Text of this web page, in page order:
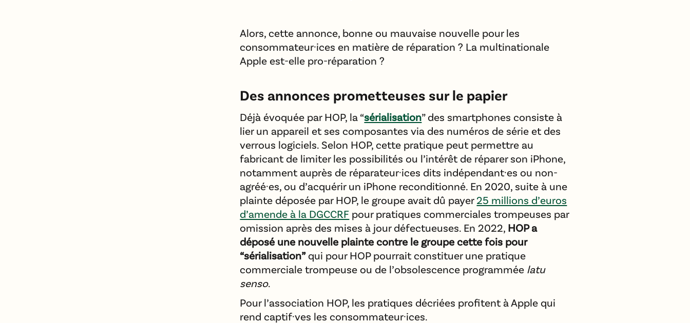
Alors, cette annonce, bonne ou mauvaise nouvelle pour les
consommateur·ices en matière de réparation ? La multinationale
Apple est-elle pro-réparation ?
Des annonces prometteuses sur le papier
Déjà évoquée par HOP, la “sérialisation” des smartphones consiste à
lier un appareil et ses composantes via des numéros de série et des
verrous logiciels. Selon HOP, cette pratique peut permettre au
fabricant de limiter les possibilités ou l’intérêt de réparer son iPhone,
notamment auprès de réparateur·ices dits indépendant·es ou non-
agréé·es, ou d’acquérir un iPhone reconditionné. En 2020, suite à une
plainte déposée par HOP, le groupe avait dû payer 25 millions d’euros
d’amende à la DGCCRF pour pratiques commerciales trompeuses par
omission après des mises à jour défectueuses. En 2022, HOP a
déposé une nouvelle plainte contre le groupe cette fois pour
“sérialisation”qui pour HOP pourrait constituer une pratique
commerciale trompeuse ou de l’obsolescence programmée latu
senso.
Pour l’association HOP, les pratiques décriées profitent à Apple qui
rend captif·ves les consommateur·ices.